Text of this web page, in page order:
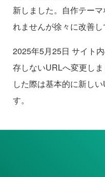
新しました。自作テー
れませんが徐々に改善し
2025年5月25日 サイト
存しないURLへ変更し
した際は基本的に新し
す。